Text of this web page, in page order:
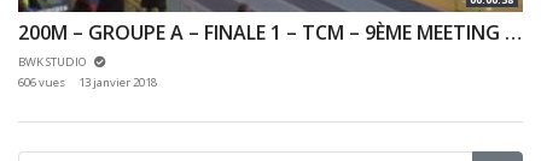
200M – GROUPE A – FINALE 1 – TCM – 9ÈME MEETING DES HAUTS DE SEINE 07/01/2018 – EAUBONNE
BWK STUDIO
606 vues
13 janvier 2018